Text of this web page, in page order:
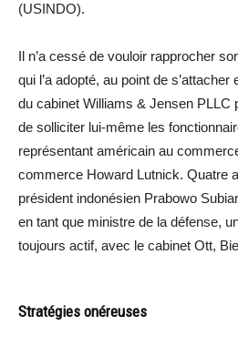
(USINDO).
Il n’a cessé de vouloir rapprocher
qui l’a adopté, au point de
du cabinet Williams & Jensen PLLC
de solliciter lui-même les
représentant américain au
commerce Howard Lutnick. Quatre
président indonésien Prabowo
en tant que ministre de la défense,
toujours actif, avec le cabinet Ott,
Stratégies onéreuses